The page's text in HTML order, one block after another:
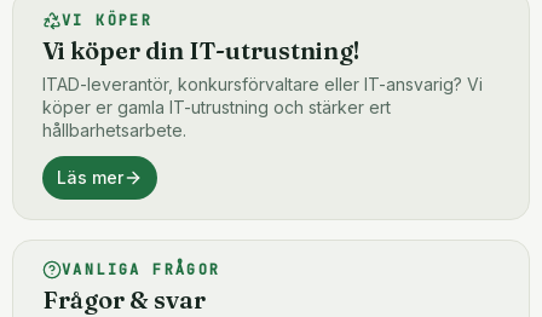
VI KÖPER
Vi köper din IT-utrustning!
ITAD-leverantör, konkursförvaltare eller IT-ansvarig? Vi
köper er gamla IT-utrustning och stärker ert
hållbarhetsarbete.
Läs mer
VANLIGA FRÅGOR
Frågor & svar